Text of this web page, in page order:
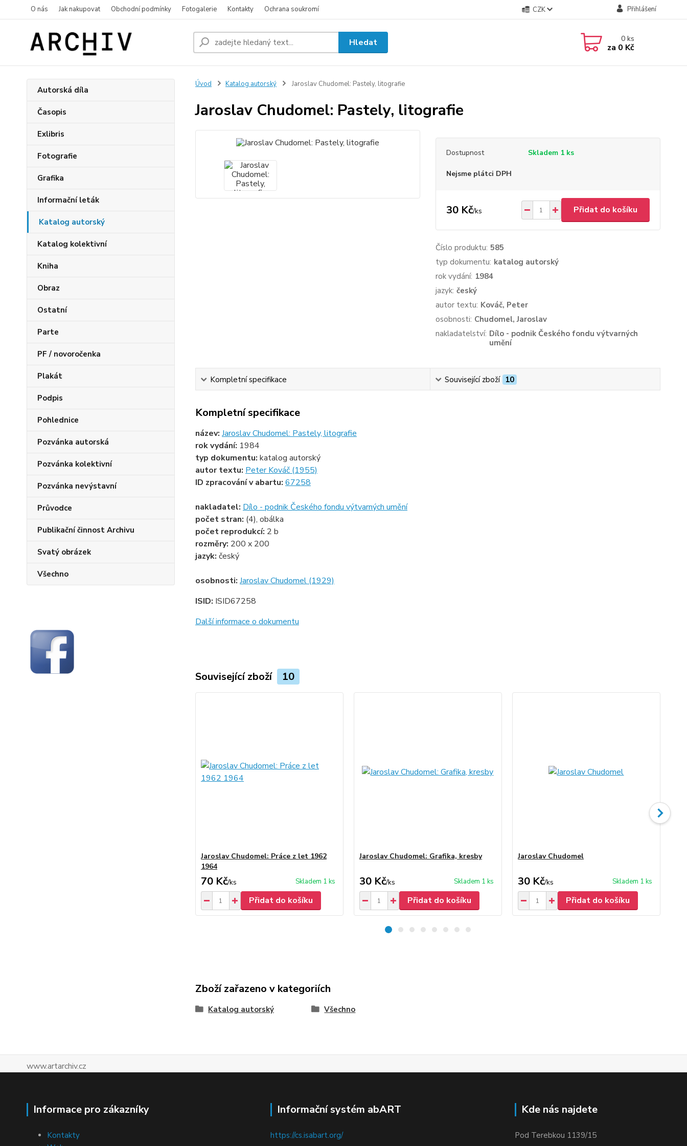
O nás Jak nakupovat Obchodní podmínky Fotogalerie Kontakty Ochrana soukromí CZK Přihlášení
Hledat 0ks
za 0 Kč
Autorská díla
Časopis
Exlibris
Fotografie
Grafika
Informační leták
Katalog autorský
Katalog kolektivní
Kniha
Obraz
Ostatní
Parte
PF / novoročenka
Plakát
Podpis
Pohlednice
Pozvánka autorská
Pozvánka kolektivní
Pozvánka nevýstavní
Průvodce
Publikační činnost Archivu
Svatý obrázek
Všechno
Úvod Katalog autorský Jaroslav Chudomel: Pastely, litografie
Jaroslav Chudomel: Pastely, litografie
Dostupnost Skladem 1 ks
Nejsme plátci DPH
30 Kč/ks Přidat do košíku
Číslo produktu: 585
typ dokumentu: katalog autorský
rok vydání: 1984
jazyk: český
autor textu: Kováč, Peter
osobnosti: Chudomel, Jaroslav
nakladatelství: Dílo - podnik Českého fondu výtvarných
umění
Kompletní specifikace Související zboží 10
Kompletní specifikace
název: Jaroslav Chudomel: Pastely, litografie
rok vydání: 1984
typ dokumentu: katalog autorský
autor textu: Peter Kováč (1955)
ID zpracování v abartu: 67258
nakladatel: Dílo - podnik Českého fondu výtvarných umění
počet stran: (4), obálka
počet reprodukcí: 2 b
rozměry: 200 x 200
jazyk: český
osobnosti: Jaroslav Chudomel (1929)
ISID: ISID67258
Další informace o dokumentu
Související zboží 10
Jaroslav Chudomel: Práce z let 1962
1964
70 Kč/ks Skladem 1 ks
Přidat do košíku
Jaroslav Chudomel: Grafika, kresby
30 Kč/ks Skladem 1 ks
Přidat do košíku
Jaroslav Chudomel
30 Kč/ks Skladem 1 ks
Přidat do košíku
Zboží zařazeno v kategoriích
Katalog autorský Všechno
www.artarchiv.cz
Informace pro zákazníky
Kontakty
Informační systém abART
https://cs.isabart.org/
Kde nás najdete
Pod Terebkou 1139/15